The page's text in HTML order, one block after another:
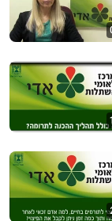
How 24k
Incredible